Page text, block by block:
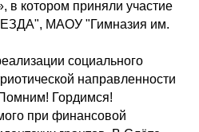
в котором приняли участие
МАОУ "Гимназия им.
социального
направленности
Гордимся!
при финансовой